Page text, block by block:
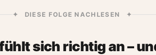
✦ DIESE FOLGE NACHLESEN ✦
sich richtig an –